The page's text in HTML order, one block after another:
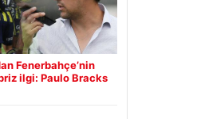
Fenerbahçe’nin
ilgi: Paulo Bracks